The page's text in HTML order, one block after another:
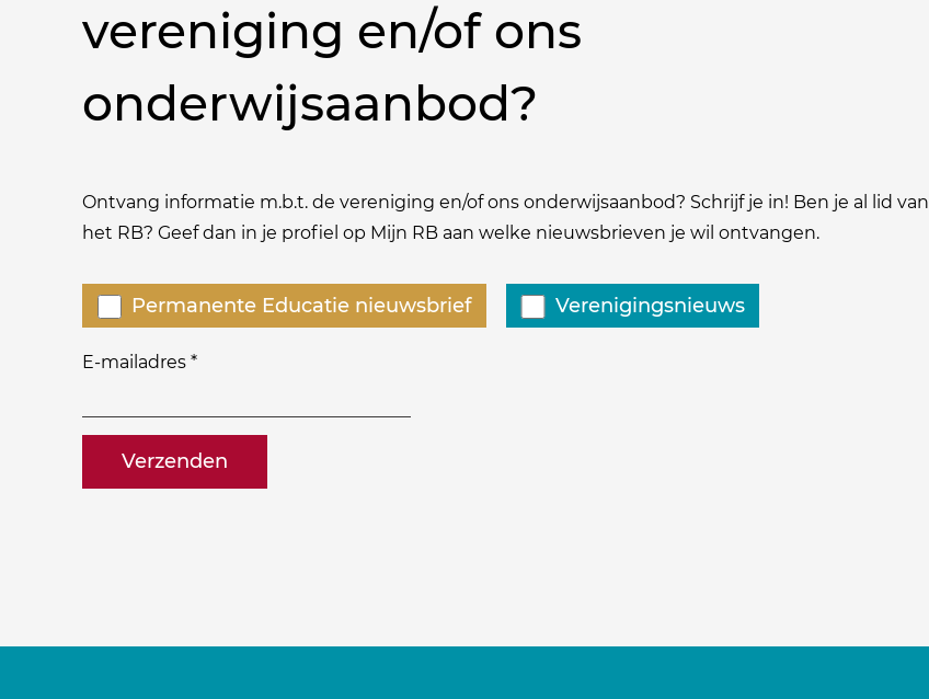
vereniging en/of ons
onderwijsaanbod?
Ontvang informatie m.b.t. de vereniging en/of ons onderwijsaanbod? Schrijf je in! Ben je al lid van
het RB? Geef dan in je profiel op Mijn RB aan welke nieuwsbrieven je wil ontvangen.
E-mailadres *
naam@bedrijf.nl
Welke
nieuwsbrieven
zou
willen
ontvangen?
Permanente Educatie nieuwsbrief Verenigingsnieuws